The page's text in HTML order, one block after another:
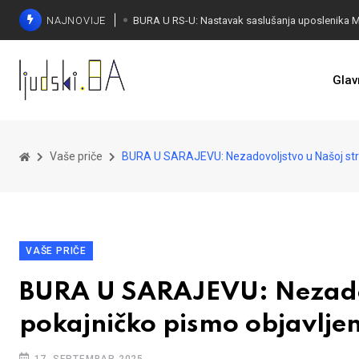
NAJNOVIJE
Vaše priče BURA U SARAJEVU: Nezadovoljstvo u Našoj
VAŠE PRIČE
BURA U SARAJEVU:
pokajničko pismo